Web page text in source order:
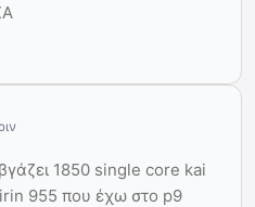
1850 single core kai
955 που έχω στο p9